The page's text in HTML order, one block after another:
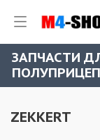
ЗАПЧАСТИ
ZEKKERT